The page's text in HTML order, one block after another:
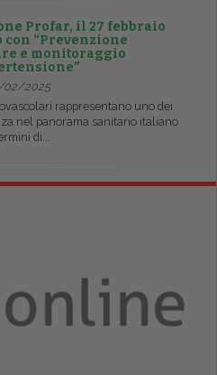
Profar, il 27 febbraio
con “Prevenzione
e monitoraggio
02/2025
rappresentano uno dei
nel panorama sanitario italiano
di...